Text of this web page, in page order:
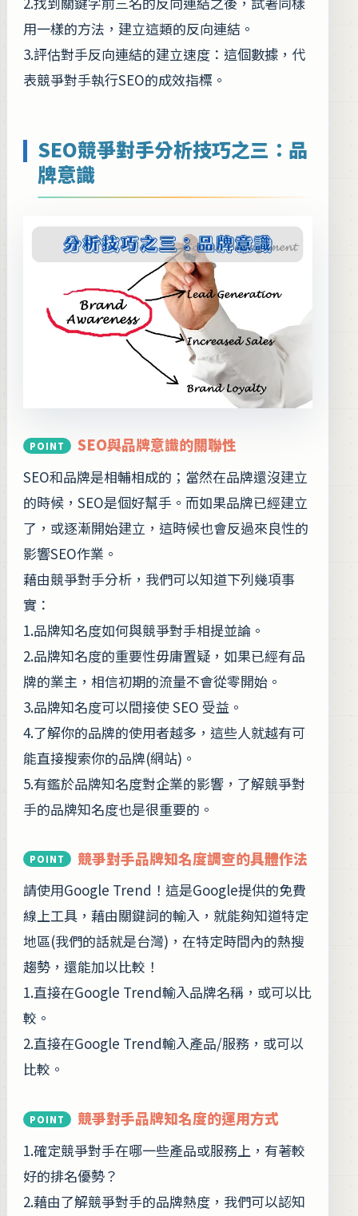
用一樣的方法，建立這類的反向連結。
3.評估對手反向連結的建立速度：這個數據，代
表競爭對手執行SEO的成效指標。
SEO競爭對手分析技巧之三：品
牌意識
SEO與品牌意識的關聯性
SEO和品牌是相輔相成的；當然在品牌還沒建立
的時候，SEO是個好幫手。而如果品牌已經建立
了，或逐漸開始建立，這時候也會反過來良性的
影響SEO作業。
藉由競爭對手分析，我們可以知道下列幾項事
實：
1.品牌知名度如何與競爭對手相提並論。
2.品牌知名度的重要性毋庸置疑，如果已經有品
牌的業主，相信初期的流量不會從零開始。
3.品牌知名度可以間接使 SEO 受益。
4.了解你的品牌的使用者越多，這些人就越有可
能直接搜索你的品牌(網站)。
5.有鑑於品牌知名度對企業的影響，了解競爭對
手的品牌知名度也是很重要的。
競爭對手品牌知名度調查的具體作法
請使用Google Trend！這是Google提供的免費
線上工具，藉由關鍵詞的輸入，就能夠知道特定
地區(我們的話就是台灣)，在特定時間內的熱搜
趨勢，還能加以比較！
1.直接在Google Trend輸入品牌名稱，或可以比
較。
2.直接在Google Trend輸入產品/服務，或可以
比較。
競爭對手品牌知名度的運用方式
1.確定競爭對手在哪一些產品或服務上，有著較
好的排名優勢？
2.藉由了解競爭對手的品牌熱度，我們可以認知